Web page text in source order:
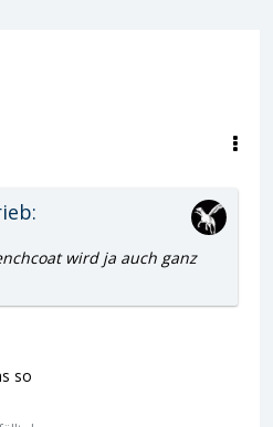
wird ja auch ganz
so